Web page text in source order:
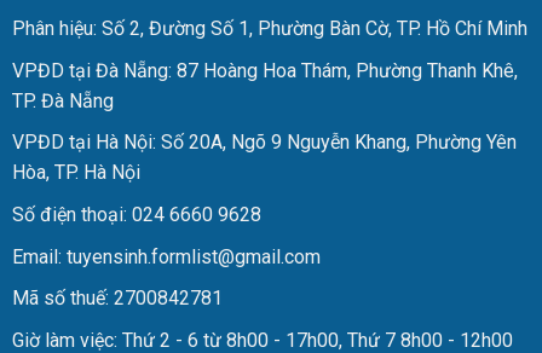
Phân hiệu: Số 2, Đường Số 1, Phường Bàn Cờ, TP. Hồ Chí Minh
VPĐD tại Đà Nẵng: 87 Hoàng Hoa Thám, Phường Thanh Khê,
TP. Đà Nẵng
VPĐD tại Hà Nội: Số 20A, Ngõ 9 Nguyễn Khang, Phường Yên
Hòa, TP. Hà Nội
Số điện thoại: 024 6660 9628
Email: tuyensinh.formlist@gmail.com
Mã số thuế: 2700842781
Giờ làm việc: Thứ 2 - 6 từ 8h00 - 17h00, Thứ 7 8h00 - 12h00